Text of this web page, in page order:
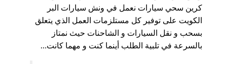
كرين سحي سيارات نعمل في ونش سيارات البر
الكويت على توفير كل مستلزمات العمل الذي يتعلق
بسحب و نقل السيارات و الشاحنات حيث نمتاز
بالسرعة في تلبية الطلب أينما كنت و مهما كانت…